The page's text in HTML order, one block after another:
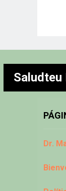
Dr.